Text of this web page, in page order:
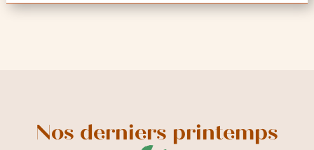
Nos derniers printemps